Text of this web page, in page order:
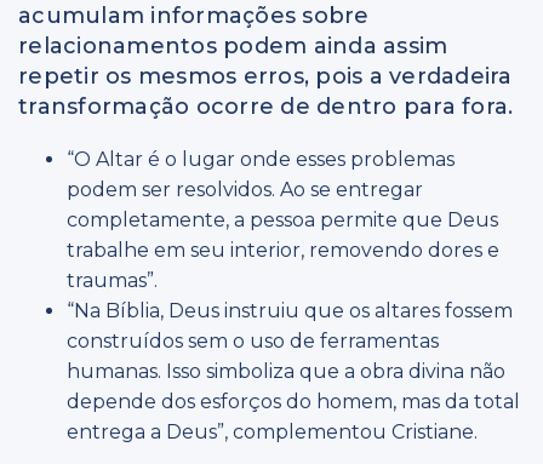
acumulam informações sobre
relacionamentos podem ainda assim
repetir os mesmos erros, pois a verdadeira
transformação ocorre de dentro para fora.
“O Altar é o lugar onde esses problemas
podem ser resolvidos. Ao se entregar
completamente, a pessoa permite que Deus
trabalhe em seu interior, removendo dores e
traumas”.
“Na Bíblia, Deus instruiu que os altares fossem
construídos sem o uso de ferramentas
humanas. Isso simboliza que a obra divina não
depende dos esforços do homem, mas da total
entrega a Deus”, complementou Cristiane.